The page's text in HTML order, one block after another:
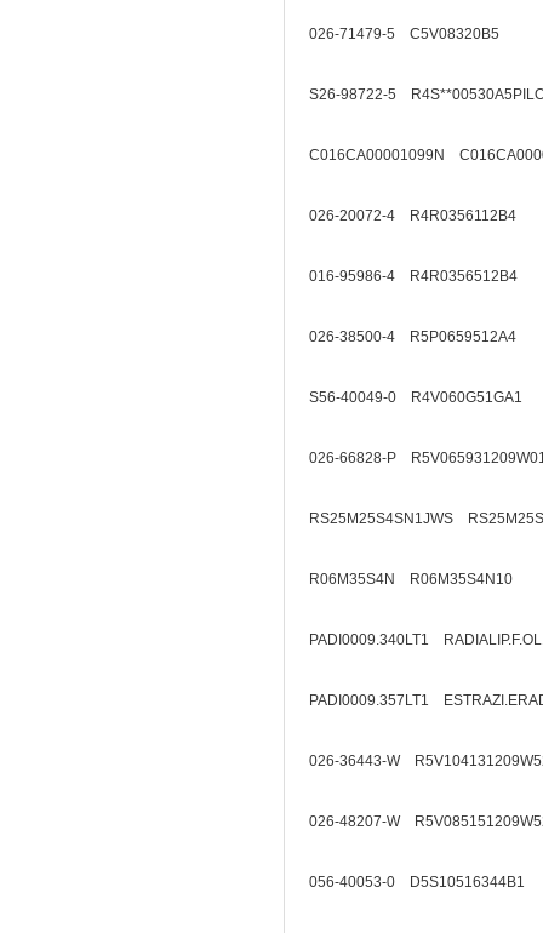
026-71479-5 C5V08320B5
S26-98722-5
C016CA00001099N
026-20072-4 R4R0356112B4
016-95986-4 R4R0356512B4
026-38500-4 R5P0659512A4
S56-40049-0 R4V060G51GA1
026-66828-P
RS25M25S4SN1JWS
R06M35S4N R06M35S4N10
PADI0009.340LT1
PADI0009.357LT1
026-36443-W
026-48207-W
056-40053-0 D5S10516344B1